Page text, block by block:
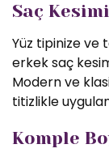
Saç
Yüz tipinize ve
erkek saç
Modern ve
titizlikle
Komple